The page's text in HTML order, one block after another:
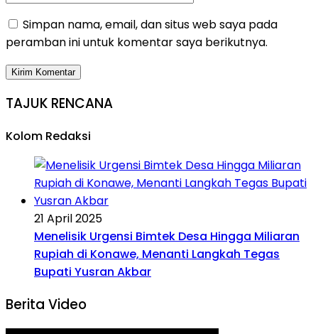
Simpan nama, email, dan situs web saya pada
peramban ini untuk komentar saya berikutnya.
TAJUK RENCANA
Kolom Redaksi
21 April 2025
Menelisik Urgensi Bimtek Desa Hingga Miliaran
Rupiah di Konawe, Menanti Langkah Tegas
Bupati Yusran Akbar
Berita Video